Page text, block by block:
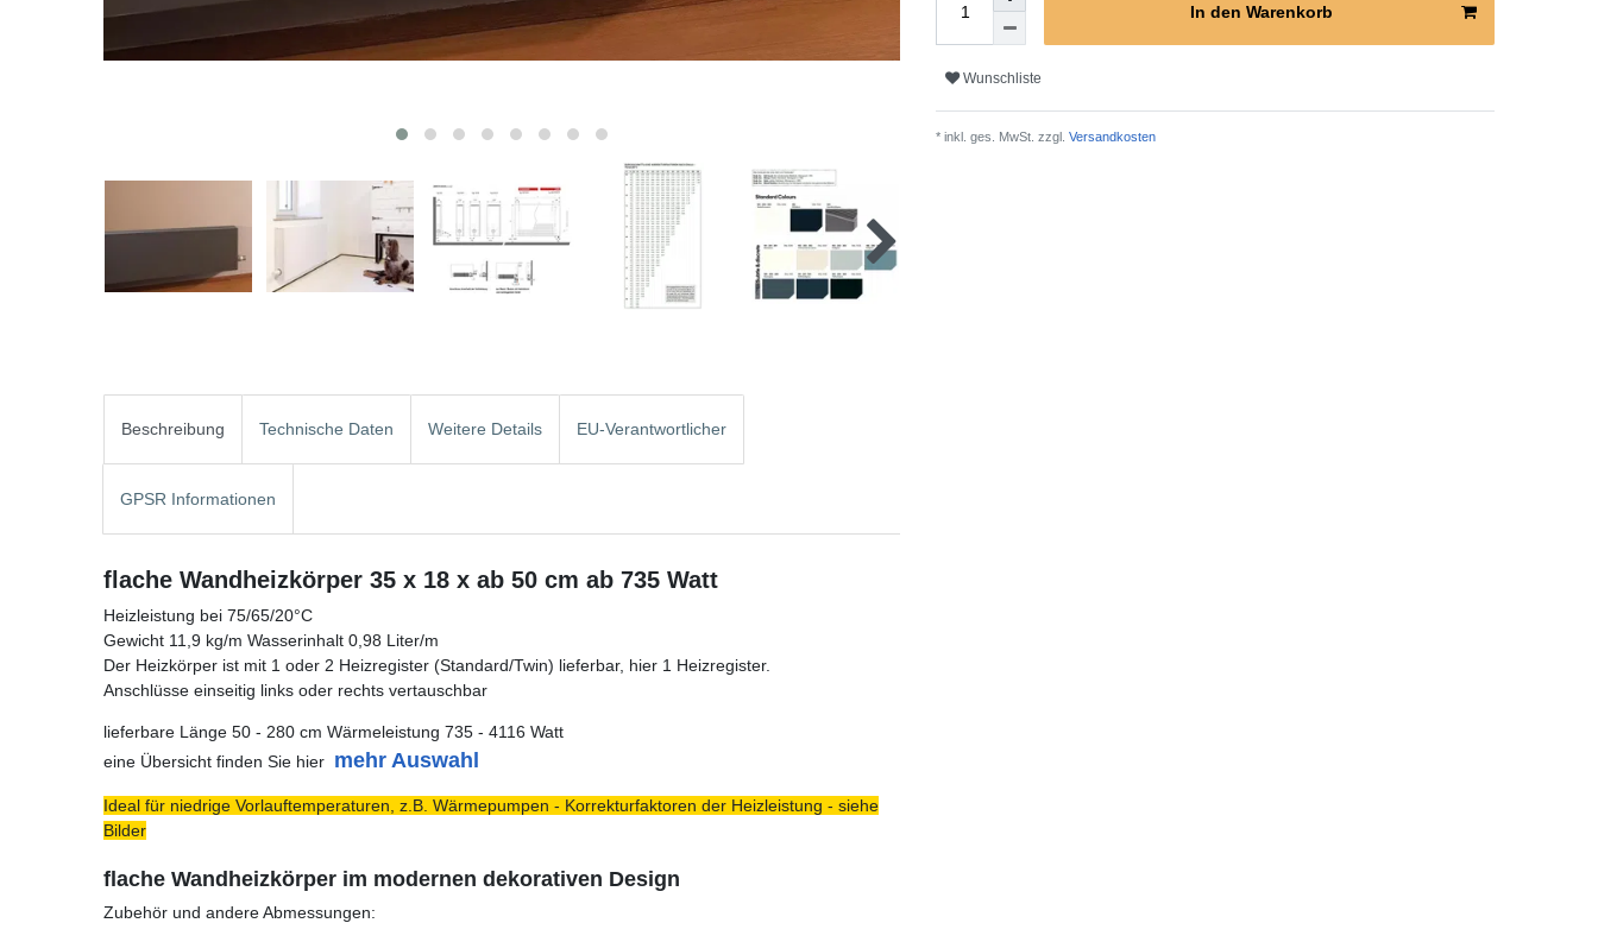
In den Warenkorb
Wunschliste
* inkl. ges. MwSt. zzgl. Versandkosten
Beschreibung Technische Daten Weitere Details EU-Verantwortlicher
GPSR Informationen
flache Wandheizkörper 35 x 18 x ab 50 cm ab 735 Watt
Heizleistung bei 75/65/20°C
Gewicht 11,9 kg/m Wasserinhalt 0,98 Liter/m
Der Heizkörper ist mit 1 oder 2 Heizregister (Standard/Twin) lieferbar, hier 1 Heizregister.
Anschlüsse einseitig links oder rechts vertauschbar
lieferbare Länge 50 - 280 cm Wärmeleistung 735 - 4116 Watt
eine Übersicht finden Sie hier mehr Auswahl
Ideal für niedrige Vorlauftemperaturen, z.B. Wärmepumpen - Korrekturfaktoren der Heizleistung - siehe
Bilder
flache Wandheizkörper im modernen dekorativen Design
Zubehör und andere Abmessungen: